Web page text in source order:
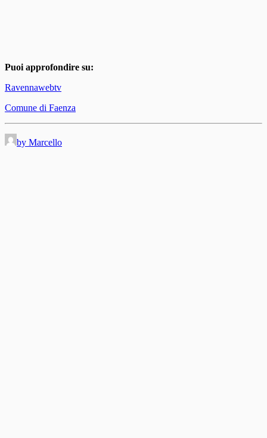
Puoi approfondire su:
Ravennawebtv
Comune di Faenza
by Marcello